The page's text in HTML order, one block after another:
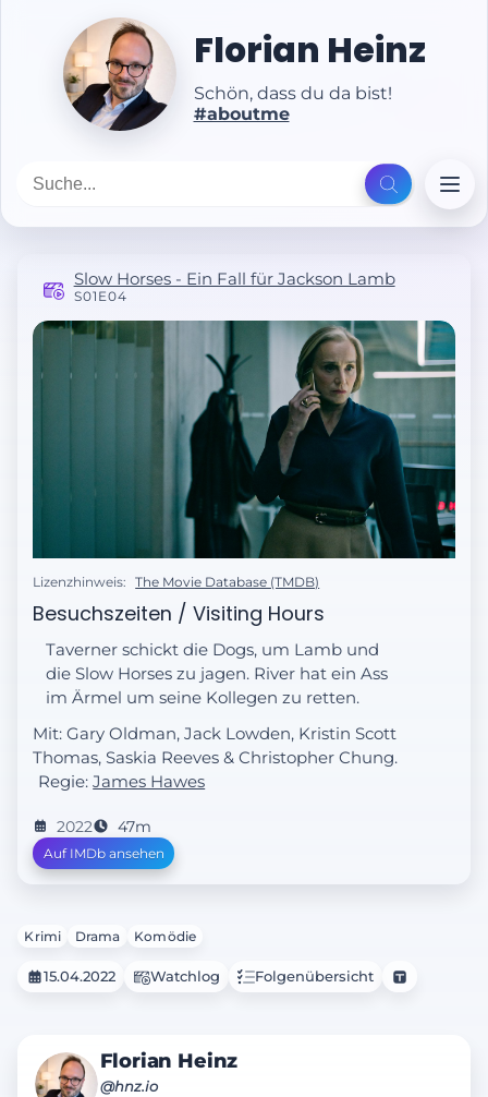
Florian Heinz
Schön, dass du da bist!
#aboutme
Slow Horses - Ein Fall für Jackson Lamb
S01E04
Lizenzhinweis: The Movie Database (TMDB)
Besuchszeiten / Visiting Hours
Taverner schickt die Dogs, um Lamb und
die Slow Horses zu jagen. River hat ein Ass
im Ärmel um seine Kollegen zu retten.
Mit: Gary Oldman, Jack Lowden, Kristin Scott
Thomas, Saskia Reeves & Christopher Chung.
Regie:James Hawes
2022 47m
Auf IMDb ansehen
Krimi Drama Komödie
15.04.2022 Watchlog Folgenübersicht
Florian Heinz
@hnz.io